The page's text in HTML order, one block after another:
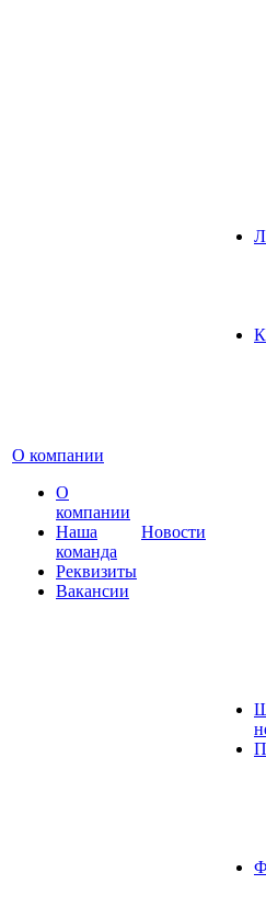
О компании
О
компании
Наша
команда
Реквизиты
Вакансии
Новости